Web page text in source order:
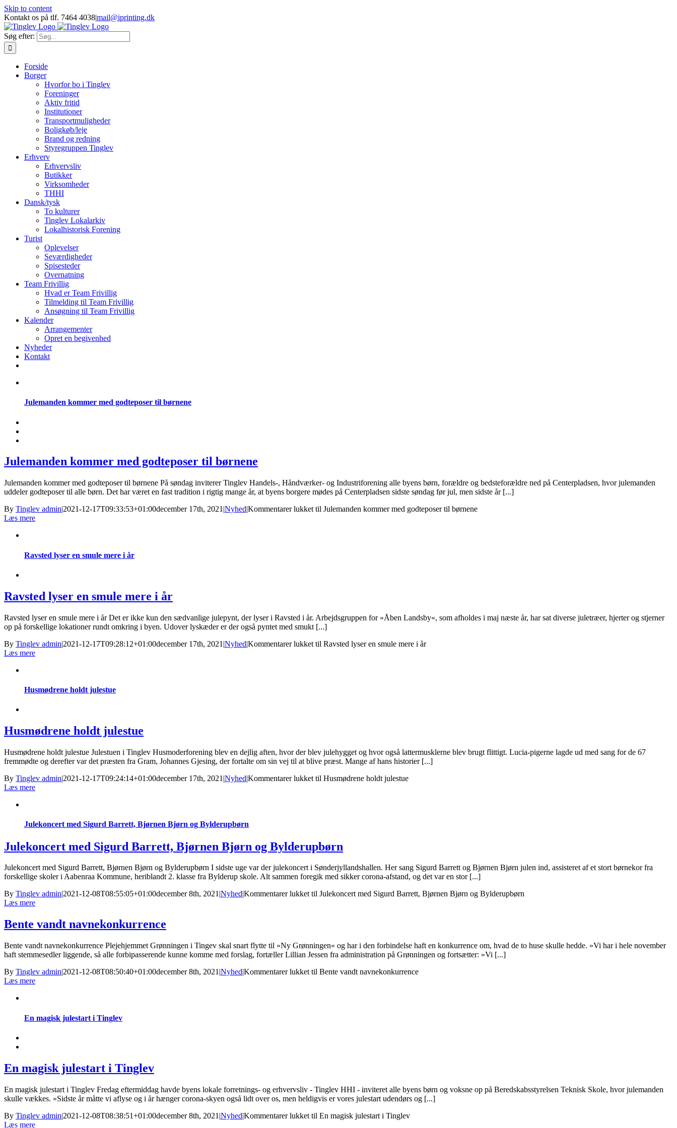
Skip to content
Kontakt os på tlf. 7464 4038|mail@iprinting.dk
Søg efter:
Forside
Borger
Hvorfor bo i Tinglev
Foreninger
Aktiv fritid
Institutioner
Transportmuligheder
Boligkøb/leje
Brand og redning
Styregruppen Tinglev
Erhverv
Erhvervsliv
Butikker
Virksomheder
THHI
Dansk/tysk
To kulturer
Tinglev Lokalarkiv
Lokalhistorisk Forening
Turist
Oplevelser
Seværdigheder
Spisesteder
Overnatning
Team Frivillig
Hvad er Team Frivillig
Tilmelding til Team Frivillig
Ansøgning til Team Frivillig
Kalender
Arrangementer
Opret en begivenhed
Nyheder
Kontakt
Julemanden kommer med godteposer til børnene
Julemanden kommer med godteposer til børnene
Julemanden kommer med godteposer til børnene På søndag inviterer Tinglev Handels-, Håndværker- og Industriforening alle byens børn, forældre og bedsteforældre ned på Centerpladsen, hvor julemanden
uddeler godteposer til alle børn. Det har været en fast tradition i rigtig mange år, at byens borgere mødes på Centerpladsen sidste søndag før jul, men sidste år [...]
By Tinglev admin|2021-12-17T09:33:53+01:00december 17th, 2021 |Nyhed|Kommentarer lukket til Julemanden kommer med godteposer til børnene
Læs mere
Ravsted lyser en smule mere i år
Ravsted lyser en smule mere i år
Ravsted lyser en smule mere i år Det er ikke kun den sædvanlige julepynt, der lyser i Ravsted i år. Arbejdsgruppen for »Åben Landsby«, som afholdes i maj næste år, har sat diverse juletræer, hjerter og stjerner
op på forskellige lokationer rundt omkring i byen. Udover lyskæder er der også pyntet med smukt [...]
By Tinglev admin|2021-12-17T09:28:12+01:00december 17th, 2021 |Nyhed|Kommentarer lukket til Ravsted lyser en smule mere i år
Læs mere
Husmødrene holdt julestue
Husmødrene holdt julestue
Husmødrene holdt julestue Julestuen i Tinglev Husmoderforening blev en dejlig aften, hvor der blev julehygget og hvor også lattermusklerne blev brugt flittigt. Lucia-pigerne lagde ud med sang for de 67
fremmødte og derefter var det præsten fra Gram, Johannes Gjesing, der fortalte om sin vej til at blive præst. Mange af hans historier [...]
By Tinglev admin|2021-12-17T09:24:14+01:00december 17th, 2021 |Nyhed|Kommentarer lukket til Husmødrene holdt julestue
Læs mere
Julekoncert med Sigurd Barrett, Bjørnen Bjørn og Bylderupbørn
Julekoncert med Sigurd Barrett, Bjørnen Bjørn og Bylderupbørn
Julekoncert med Sigurd Barrett, Bjørnen Bjørn og Bylderupbørn I sidste uge var der julekoncert i Sønderjyllandshallen. Her sang Sigurd Barrett og Bjørnen Bjørn julen ind, assisteret af et stort børnekor fra
forskellige skoler i Aabenraa Kommune, heriblandt 2. klasse fra Bylderup skole. Alt sammen foregik med sikker corona-afstand, og det var en stor [...]
By Tinglev admin2021-12-08T08:55:05+01:00december 8th, 2021 NyhedKommentarer lukkettil Julekoncert med Sigurd Barrett, Bjørnen Bjørn og Bylderupbørn
Læs mere
Bente vandt navnekonkurrence
Bente vandt navnekonkurrence Plejehjemmet Grønningen i Tingev skal snart flytte til »Ny Grønningen« og har i den forbindelse haft en konkurrence om, hvad de to huse skulle hedde. »Vi har i hele november
haft stemmesedler liggende, så alle forbipasserende kunne komme med forslag, fortæller Lillian Jessen fra administration på Grønningen og fortsætter: »Vi [...]
By Tinglev admin|2021-12-08T08:50:40+01:00december 8th, 2021 |Nyhed|Kommentarer lukket til Bente vandt navnekonkurrence
Læs mere
En magisk julestart i Tinglev
En magisk julestart i Tinglev
En magisk julestart i Tinglev Fredag eftermiddag havde byens lokale forretnings- og erhvervsliv - Tinglev HHI - inviteret alle byens børn og voksne op på Beredskabsstyrelsen Teknisk Skole, hvor julemanden
skulle vækkes. »Sidste år måtte vi aflyse og i år hænger corona-skyen også lidt over os, men heldigvis er vores julestart udendørs og [...]
By Tinglev admin|2021-12-08T08:38:51+01:00december 8th, 2021 |Nyhed|Kommentarer lukket til En magisk julestart i Tinglev
Læs mere